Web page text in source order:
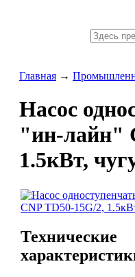
Главная →
Насос
"ин-лайн"
1.5кВт,
Технические